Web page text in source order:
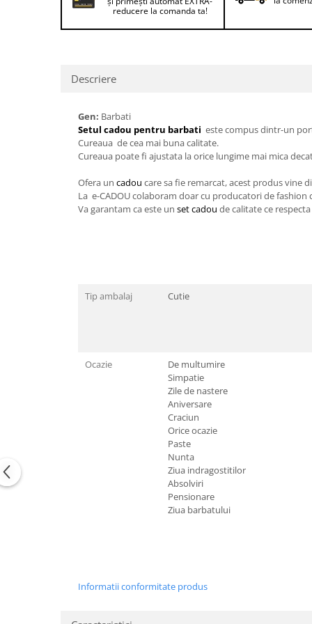
Lenjerii de pat pentru copii
Pijamale de dama
Halate si capoate
WINTER Collection
Seturi elegante femei
Cadouri pentru Bunici
Cadouri pentru profesori sau absolventi
Cadouri de Paște
Cadouri Traditionale Romanesti
Cadouri Pensionare
reducere la comanda ta!
Descriere
Gen: Barbati
Setul cadou pentru barbati este compus dintr-un
Cureaua de cea mai buna calitate.
Cureaua poate fi ajustata la orice lungime mai mica
Ofera un cadou care sa fie remarcat, acest produs vine
La e-CADOU colaboram doar cu producatori de
Va garantam ca este un set cadou de calitate ce
Tip ambalaj Cutie
Ocazie
De multumire
Simpatie
Zile de nastere
Aniversare
Craciun
Orice ocazie
Paste
Nunta
Ziua indragostitilor
Absolviri
Pensionare
Ziua barbatului
Informatii conformitate produs